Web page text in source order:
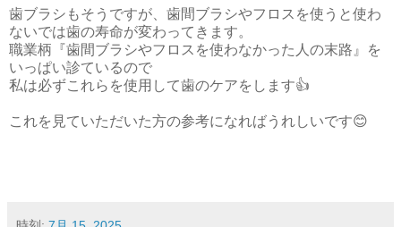
歯ブラシもそうですが、歯間ブラシやフロスを使うと使わ
ないでは歯の寿命が変わってきます。
職業柄『歯間ブラシやフロスを使わなかった人の末路』を
いっぱい診ているので
私は必ずこれらを使用して歯のケアをします👍
これを見ていただいた方の参考になればうれしいです😊